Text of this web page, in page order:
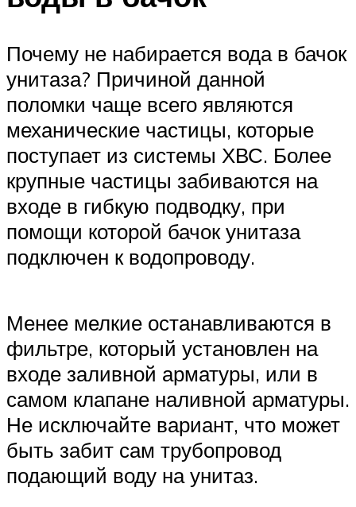
Почему не набирается вода в бачок
унитаза? Причиной данной
поломки чаще всего являются
механические частицы, которые
поступает из системы ХВС. Более
крупные частицы забиваются на
входе в гибкую подводку, при
помощи которой бачок унитаза
подключен к водопроводу.
Менее мелкие останавливаются в
фильтре, который установлен на
входе заливной арматуры, или в
самом клапане наливной арматуры.
Не исключайте вариант, что может
быть забит сам трубопровод
подающий воду на унитаз.